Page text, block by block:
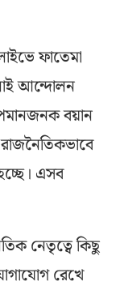
ফাতেমা
আন্দোলন
বয়ান
এসব
নেতৃত্বে কিছু
যোগাযোগ রেখে